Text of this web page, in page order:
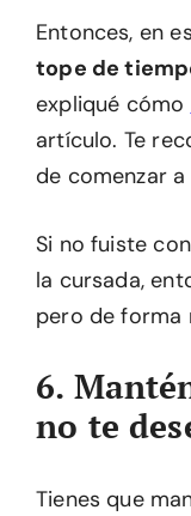
Entonces, en
tope de
expliqué cómo
artículo. Te
de comenzar
Si no fuiste
la cursada,
pero de forma
6.
no te
Tienes que